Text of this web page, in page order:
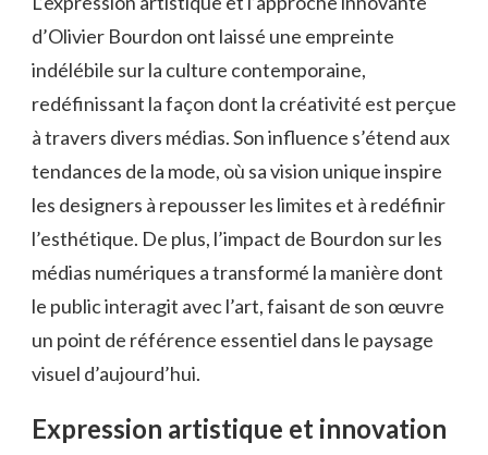
d’Olivier Bourdon ont laissé une empreinte
indélébile sur la culture contemporaine,
redéfinissant la façon dont la créativité est perçue
à travers divers médias. Son influence s’étend aux
tendances de la mode, où sa vision unique inspire
les designers à repousser les limites et à redéfinir
l’esthétique. De plus, l’impact de Bourdon sur les
médias numériques a transformé la manière dont
le public interagit avec l’art, faisant de son œuvre
un point de référence essentiel dans le paysage
visuel d’aujourd’hui.
Expression artistique et innovation